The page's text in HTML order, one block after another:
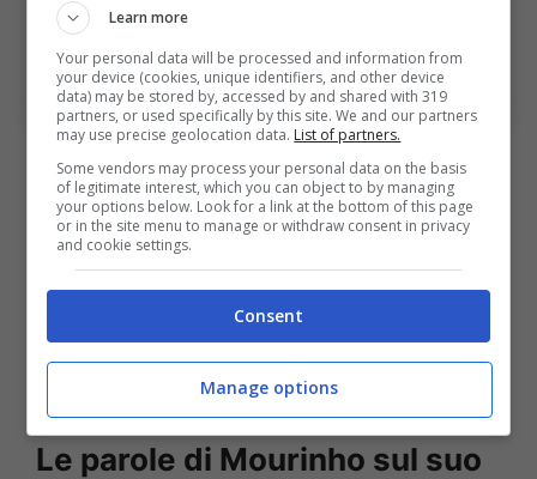
L’annuncio del portoghese sul possibile approdo al Real
Madrid. Bologna Sport News (Ansa foto)
Successivamente si concentra sul caso
specifico: “Continuate a parlare del Real
Madrid, e io continuo a scappare, ma scappo
con totale onestà: non ho avuto alcun
contatto né con il presidente, né con
nessuna delle persone importanti della loro
Le parole di Mourinho sul suo
Learn more
Your personal data will be processed and information from
your device (cookies, unique identifiers, and other device
data) may be stored by, accessed by and shared with 319
partners, or used specifically by this site. We and our partners
may use precise geolocation data. List of partners.
Some vendors may process your personal data on the basis
of legitimate interest, which you can object to by managing
your options below. Look for a link at the bottom of this page
or in the site menu to manage or withdraw consent in privacy
and cookie settings.
Consent
Manage options